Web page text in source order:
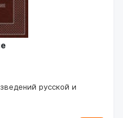
русской и